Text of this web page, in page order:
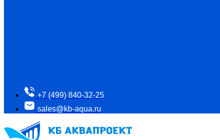
+7 (499) 840-32-25
sales@kb-aqua.ru